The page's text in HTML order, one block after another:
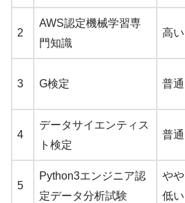
2
AWS認定機械学習専
門知識
高い
3 G検定 普通
4
データサイエンティス
ト検定
普通
5
Python3エンジニア認
定データ分析試験
やや
低い